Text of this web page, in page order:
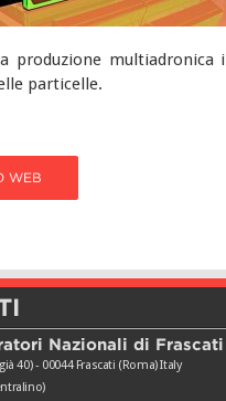
produzione
particelle.
WEB
Nazionali di Frascati
40) - 00044 Frascati (Roma) Italy